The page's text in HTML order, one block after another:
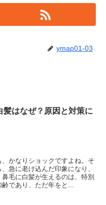
ymap01-03
髪はなぜ？原因と対策に
かなりショックですよね。そ
急に老け込んだ印象になり、
毛に白髪が生えるのは、特別
であり、ただ年をと...